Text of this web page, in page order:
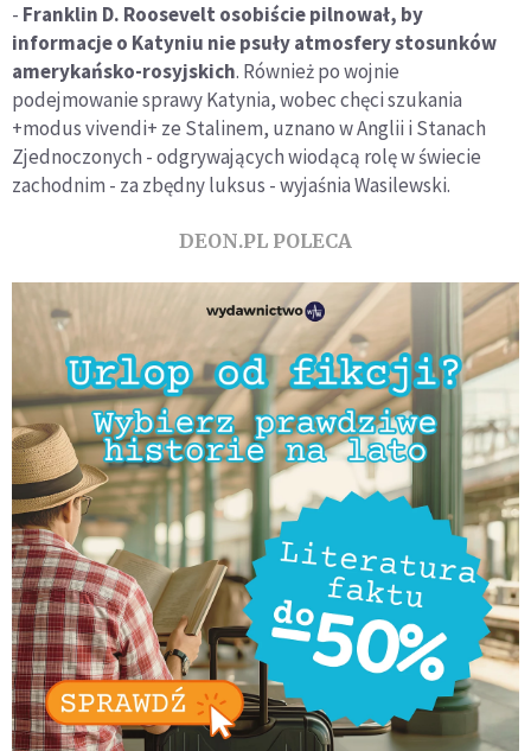
- Franklin D. Roosevelt osobiście pilnował, by
informacje o Katyniu nie psuły atmosfery stosunków
amerykańsko-rosyjskich. Również po wojnie
podejmowanie sprawy Katynia, wobec chęci szukania
+modus vivendi+ ze Stalinem, uznano w Anglii i Stanach
Zjednoczonych - odgrywających wiodącą rolę w świecie
zachodnim - za zbędny luksus - wyjaśnia Wasilewski.
DEON.PL POLECA